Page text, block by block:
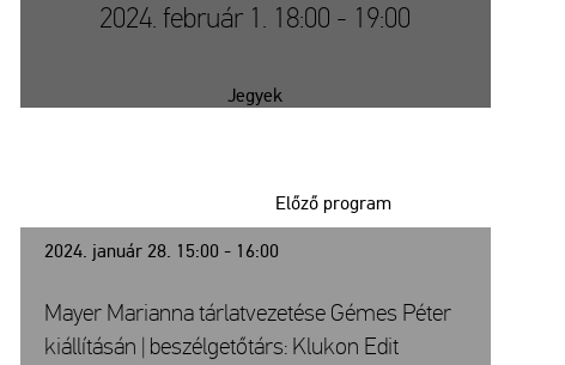
2024. február 1. 18:00 - 19:00
Jegyek
2024. január 28. 15:00 - 16:00
Előző program
Mayer Marianna tárlatvezetése Gémes Péter
kiállításán | beszélgetőtárs: Klukon Edit